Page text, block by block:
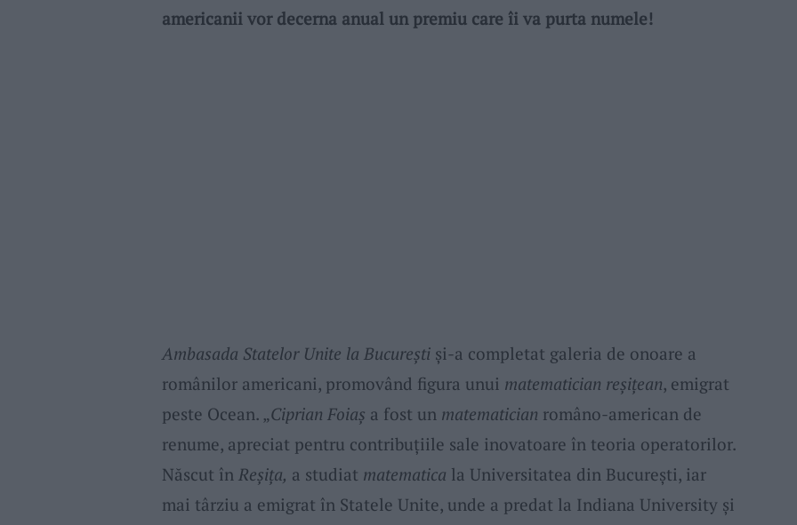
americanii vor decerna anual un premiu care îi va purta numele!
Ambasada Statelor Unite la Bucureștiși-a completat galeria de onoare a
românilor americani, promovând figura unui matematician reșițean, emigrat
peste Ocean. „Ciprian Foiaș a fost un matematician româno-american de
renume, apreciat pentru contribuțiile sale inovatoare în teoria operatorilor.
Născut în Reșița, a studiat matematica la Universitatea din București, iar
mai târziu a emigrat în Statele Unite, unde a predat la Indiana University și